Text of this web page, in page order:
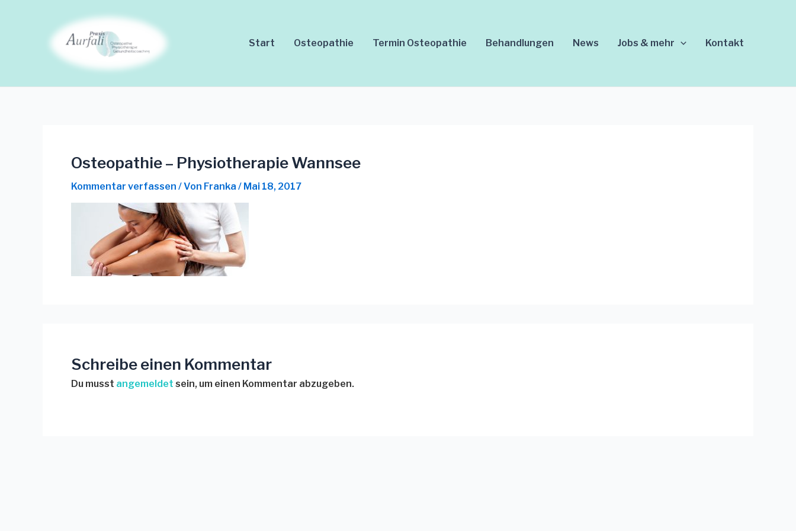
Start Osteopathie Termin Osteopathie Behandlungen News Jobs & mehr Kontakt
Osteopathie – Physiotherapie Wannsee
Kommentar verfassen / Von Franka / Mai 18, 2017
Schreibe einen Kommentar
Du musst angemeldet sein, um einen Kommentar abzugeben.